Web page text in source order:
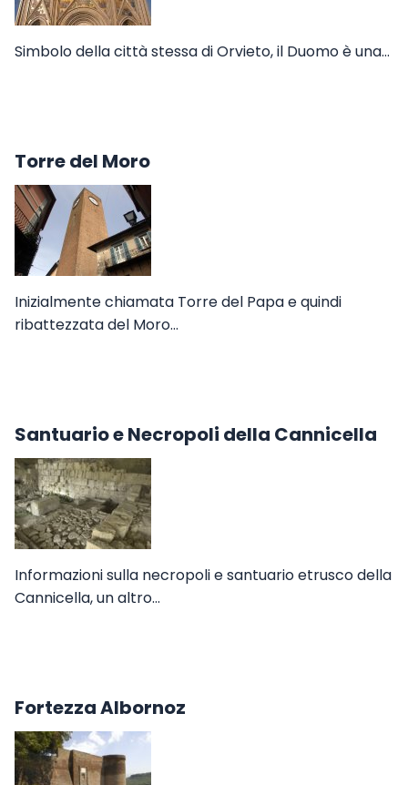
Simbolo della città stessa di Orvieto, il Duomo è una…
Torre del Moro
Inizialmente chiamata Torre del Papa e quindi
ribattezzata del Moro…
Santuario e Necropoli della Cannicella
Informazioni sulla necropoli e santuario etrusco della
Cannicella, un altro…
Fortezza Albornoz